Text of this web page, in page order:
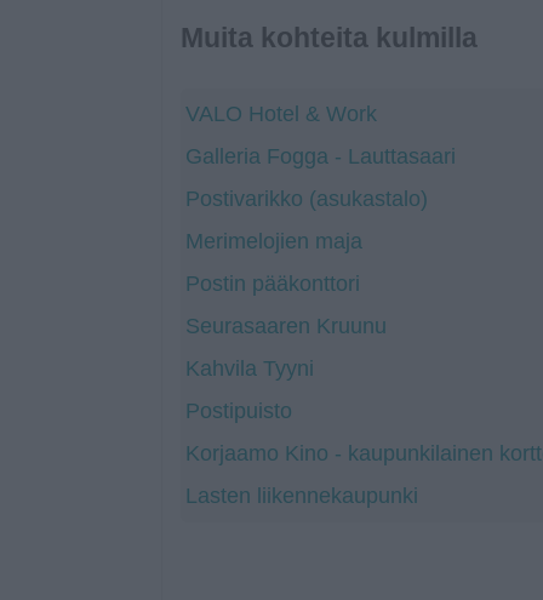
Muita kohteita kulmilla
VALO Hotel & Work
Galleria Fogga - Lauttasaari
Postivarikko (asukastalo)
Merimelojien maja
Postin pääkonttori
Seurasaaren Kruunu
Kahvila Tyyni
Postipuisto
Korjaamo Kino - kaupunkilainen
Lasten liikennekaupunki